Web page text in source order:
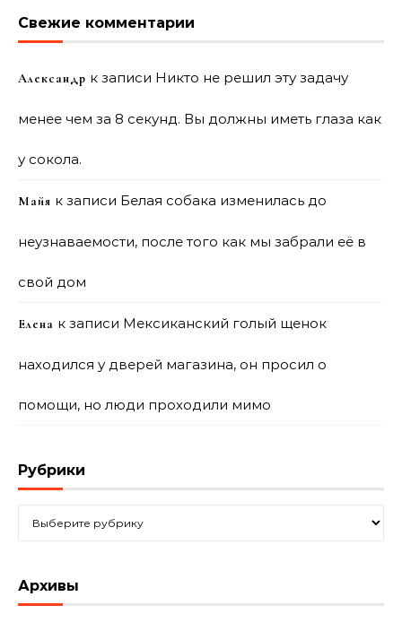
Свежие комментарии
Александр к записи Никто не решил эту задачу
менее чем за 8 секунд. Вы должны иметь глаза как
у сокола.
Майя к записи Белая собака изменилась до
неузнаваемости, после того как мы забрали её в
свой дом
Елена к записи Мексиканский голый щенок
находился у дверей магазина, он просил о
помощи, но люди проходили мимо
Рубрики
Архивы